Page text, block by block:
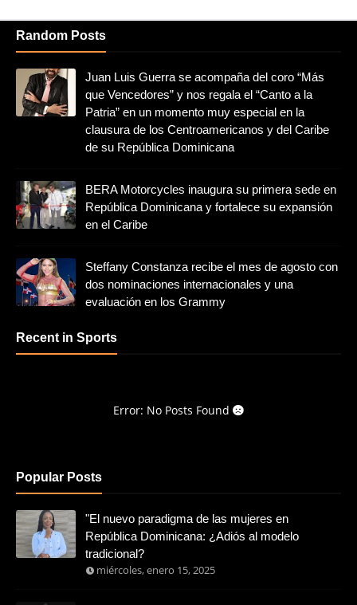
Random Posts
Juan Luis Guerra se acompaña del coro “Más
que Vencedores” y nos regala el “Canto a la
Patria” en un momento muy especial en la
clausura de los Centroamericanos y del Caribe
de su República Dominicana
BERA Motorcycles inaugura su primera sede en
República Dominicana y fortalece su expansión
en el Caribe
Steffany Constanza recibe el mes de agosto con
dos nominaciones internacionales y una
evaluación en los Grammy
Recent in Sports
Error: No Posts Found
Popular Posts
"El nuevo paradigma de las mujeres en
República Dominicana: ¿Adiós al modelo
tradicional?
miércoles, enero 15, 2025